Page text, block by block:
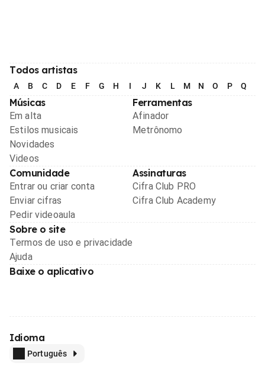
Todos artistas
A B C D E F G H I J K L M N O P Q
Músicas
Em alta
Estilos musicais
Novidades
Videos
Ferramentas
Afinador
Metrônomo
Comunidade
Entrar ou criar conta
Enviar cifras
Pedir videoaula
Assinaturas
Cifra Club PRO
Cifra Club Academy
Sobre o site
Termos de uso e privacidade
Ajuda
Baixe o aplicativo
Idioma
Português